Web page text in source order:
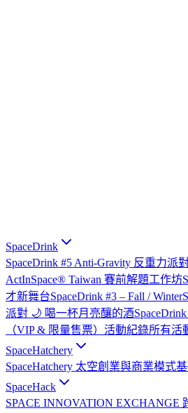
SpaceDrink
SpaceDrink #5 Anti-Gravity 反重力派
ActInSpace® Taiwan 賽前解題工作坊
才新舞台SpaceDrink #3 – Fall / Winter
派對 🌙 喝一杯月亮釀的酒
（VIP & 限量售票） 活動紀錄所有活
SpaceHatchery
SpaceHatchery 太空創業與商業模式
SpaceHack
SPACE INNOVATION EXCHANGE